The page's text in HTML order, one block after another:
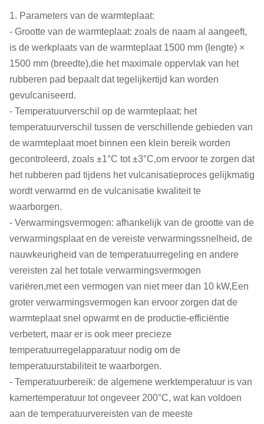
1. Parameters van de warmteplaat:
- Grootte van de warmteplaat: zoals de naam al aangeeft,
is de werkplaats van de warmteplaat 1500 mm (lengte) ×
1500 mm (breedte),die het maximale oppervlak van het
rubberen pad bepaalt dat tegelijkertijd kan worden
gevulcaniseerd.
- Temperatuurverschil op de warmteplaat: het
temperatuurverschil tussen de verschillende gebieden van
de warmteplaat moet binnen een klein bereik worden
gecontroleerd, zoals ±1°C tot ±3°C,om ervoor te zorgen dat
het rubberen pad tijdens het vulcanisatieproces gelijkmatig
wordt verwarmd en de vulcanisatie kwaliteit te
waarborgen.
- Verwarmingsvermogen: afhankelijk van de grootte van de
verwarmingsplaat en de vereiste verwarmingssnelheid, de
nauwkeurigheid van de temperatuurregeling en andere
vereisten zal het totale verwarmingsvermogen
variëren,met een vermogen van niet meer dan 10 kW,Een
groter verwarmingsvermogen kan ervoor zorgen dat de
warmteplaat snel opwarmt en de productie-efficiëntie
verbetert, maar er is ook meer precieze
temperatuurregelapparatuur nodig om de
temperatuurstabiliteit te waarborgen.
- Temperatuurbereik: de algemene werktemperatuur is van
kamertemperatuur tot ongeveer 200°C, wat kan voldoen
aan de temperatuurvereisten van de meeste